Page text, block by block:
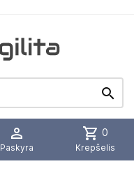


Paskyra
shopping_cart 0
Krepšelis